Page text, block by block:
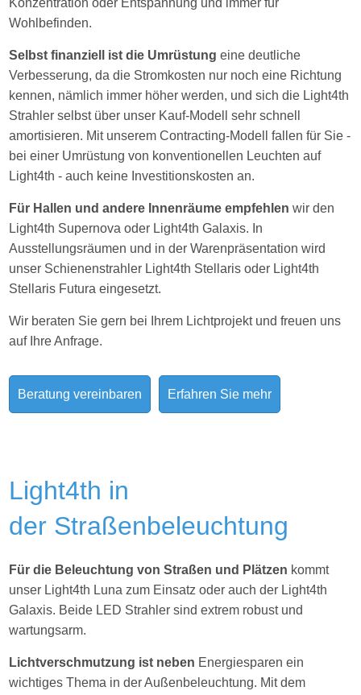
Konzentration oder Entspannung und immer für
Wohlbefinden.
Selbst finanziell ist die Umrüstung eine deutliche
Verbesserung, da die Stromkosten nur noch eine Richtung
kennen, nämlich immer höher werden, und sich die Light4th
Strahler selbst über unser Kauf-Modell sehr schnell
amortisieren. Mit unserem Contracting-Modell fallen für Sie -
bei einer Umrüstung von konventionellen Leuchten auf
Light4th - auch keine Investitionskosten an.
Für Hallen und andere Innenräume empfehlen wir den
Light4th Supernova oder Light4th Galaxis. In
Ausstellungsräumen und in der Warenpräsentation wird
unser Schienenstrahler Light4th Stellaris oder Light4th
Stellaris Futura eingesetzt.
Wir beraten Sie gern bei Ihrem Lichtprojekt und freuen uns
auf Ihre Anfrage.
Beratung vereinbaren Erfahren Sie mehr
Light4th in
der Straßenbeleuchtung
Für die Beleuchtung von Straßen und Plätzen kommt
unser Light4th Luna zum Einsatz oder auch der Light4th
Galaxis. Beide LED Strahler sind extrem robust und
wartungsarm.
Lichtverschmutzung ist neben Energiesparen ein
wichtiges Thema in der Außenbeleuchtung. Mit dem